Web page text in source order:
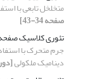
متخلخل تابعی با
صفحه 34-43]
تئوری کلاسیک
جرم متحرک با
دینامیک ملکولی[دوره 9، شماره 7،